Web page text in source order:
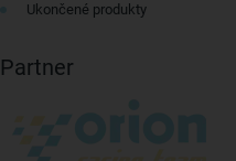
Ukončené produkty
Partner